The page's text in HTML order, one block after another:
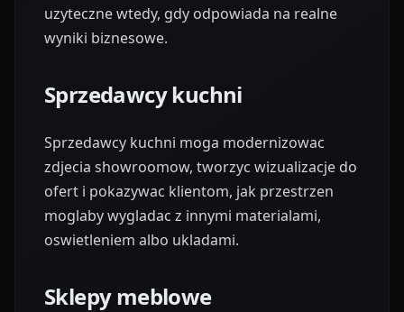
uzyteczne wtedy, gdy odpowiada na realne
wyniki biznesowe.
Sprzedawcy kuchni
Sprzedawcy kuchni moga modernizowac
zdjecia showroomow, tworzyc wizualizacje do
ofert i pokazywac klientom, jak przestrzen
moglaby wygladac z innymi materialami,
oswietleniem albo ukladami.
Sklepy meblowe